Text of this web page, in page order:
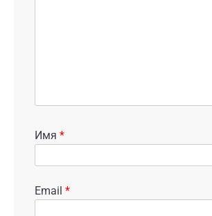
Имя *
Email *